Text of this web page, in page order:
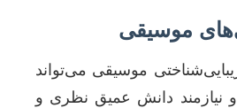
موسیقی
موسیقی می‌تواند
و نیازمند دانش عمیق نظری و